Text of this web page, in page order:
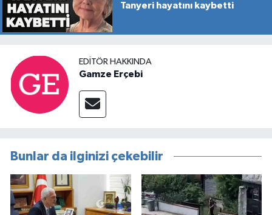
Tanyeri hayatını kaybetti
EDITÖR HAKKINDA
Gamze Erçebi
Bunlar da ilginizi çekebilir